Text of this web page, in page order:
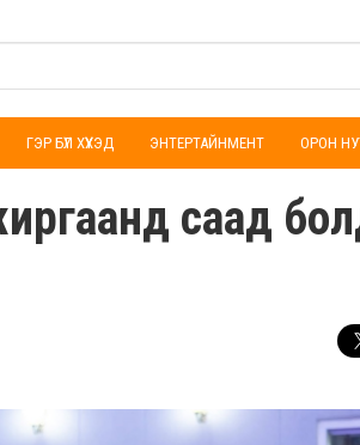
ГЭР БҮЛ ХҮҮХЭД ЭНТЕРТАЙНМЕНТ ОРОН
саад